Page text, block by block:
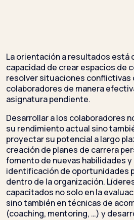
La orientación a resultados está
capacidad de crear espacios de
resolver situaciones conflictivas
colaboradores de manera
asignatura pendiente.
Desarrollar a los colaboradores
su rendimiento actual sino
proyectar su potencial a largo
creación de planes de carrera
fomento de nuevas habilidades
identificación de oportunidades
dentro de la organización.
capacitados no solo en la
sino también en técnicas de
(coaching, mentoring, …) y